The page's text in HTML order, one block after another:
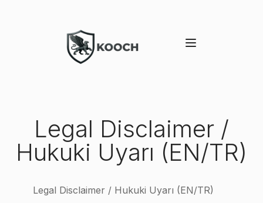
Legal Disclaimer /
Hukuki Uyarı (EN/TR)
Legal Disclaimer / Hukuki Uyarı (EN/TR)